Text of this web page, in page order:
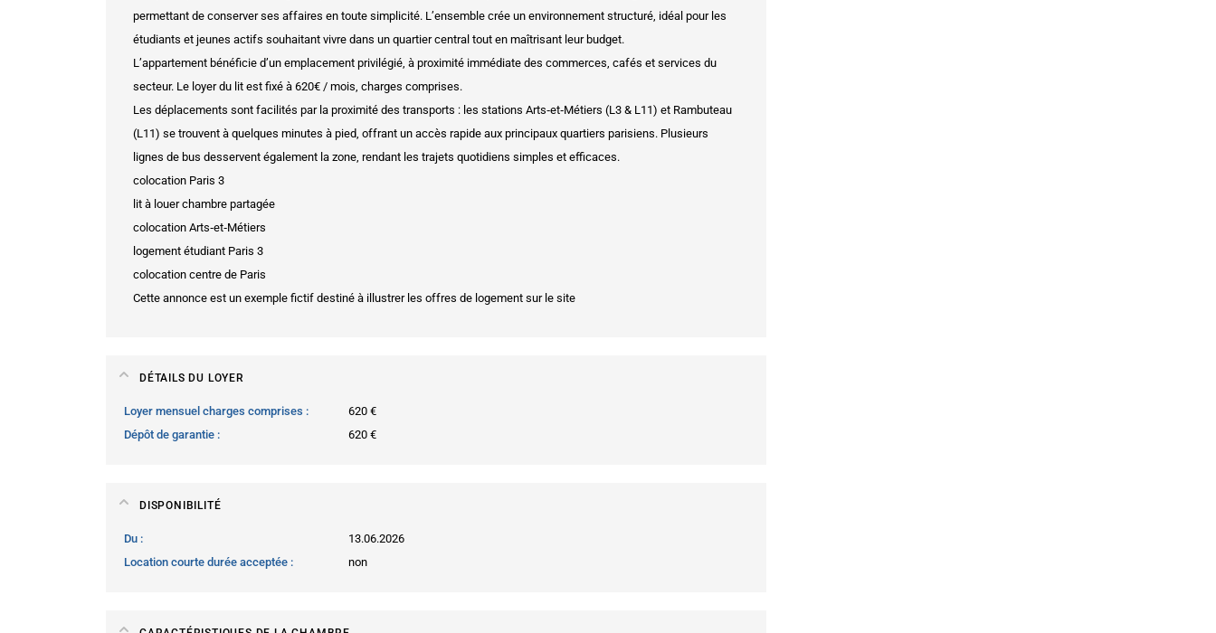
permettant de conserver ses affaires en toute simplicité. L’ensemble crée un environnement structuré, idéal pour les
étudiants et jeunes actifs souhaitant vivre dans un quartier central tout en maîtrisant leur budget.
L’appartement bénéficie d’un emplacement privilégié, à proximité immédiate des commerces, cafés et services du
secteur. Le loyer du lit est fixé à 620€ / mois, charges comprises.
Les déplacements sont facilités par la proximité des transports : les stations Arts‑et‑Métiers (L3 & L11) et Rambuteau
(L11) se trouvent à quelques minutes à pied, offrant un accès rapide aux principaux quartiers parisiens. Plusieurs
lignes de bus desservent également la zone, rendant les trajets quotidiens simples et efficaces.
colocation Paris 3
lit à louer chambre partagée
colocation Arts‑et‑Métiers
logement étudiant Paris 3
colocation centre de Paris
Cette annonce est un exemple fictif destiné à illustrer les offres de logement sur le site
DÉTAILS DU LOYER
Loyer mensuel charges comprises
620 €
Dépôt de garantie
620 €
DISPONIBILITÉ
Du
13.06.2026
Location courte durée acceptée
non